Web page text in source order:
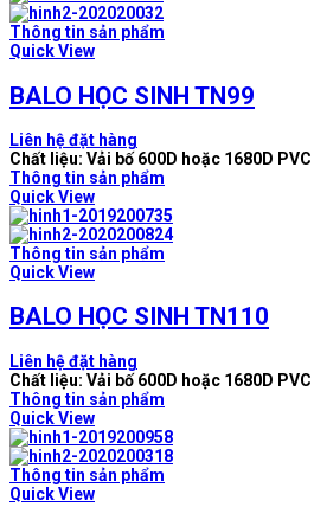
Thông tin sản phẩm
Quick View
BALO HỌC SINH TN99
Liên hệ đặt hàng
Chất liệu: Vải bố 600D hoặc 1680D
Thông tin sản phẩm
Quick View
Thông tin sản phẩm
Quick View
BALO HỌC SINH TN110
Liên hệ đặt hàng
Chất liệu: Vải bố 600D hoặc 1680D
Thông tin sản phẩm
Quick View
Thông tin sản phẩm
Quick View